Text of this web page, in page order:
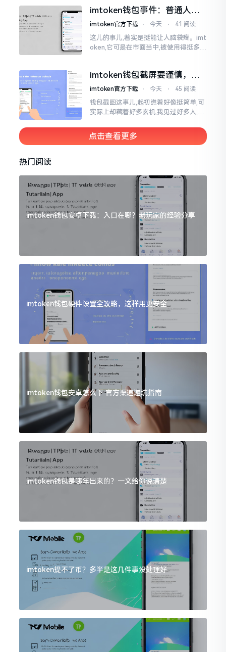
急得连连跺脚。实际上讲
imtoken钱包事件：普通人该
咋办？
imtoken官方下载 ⋅ 今天 ⋅ 41 阅读
这儿的事儿,着实是挺能让人脑袋疼。imt
oken,它可是在市面当中,被使用得挺多的
imtoken钱包截屏要谨慎，别
把隐私当儿戏
imtoken官方下载 ⋅ 今天 ⋅ 45 阅读
钱包截图这事儿,起初瞧着好像挺简单,可
实际上却藏着好多玄机,我见过好多人,总
者群聊里,结果账号被盗,资产也没了,要晓
得
点击查看更多
热门阅读
imtoken钱包安卓下载：入口在哪？老玩家的经验分享
imtoken钱包硬件设置全攻略，这样用更安全
imtoken钱包安卓怎么下 官方渠道避坑指南
imtoken钱包是哪年出来的？一文给你说清楚
imtoken提不了币？多半是这几件事没处理好